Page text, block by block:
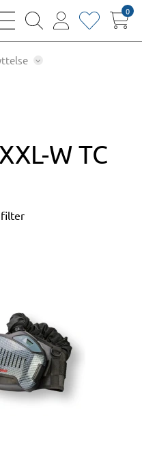
bars
magnifying
user
heart0
W TC
filter